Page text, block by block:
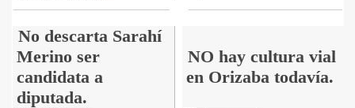
No descarta Sarahí
Merino ser
candidata a
diputada.
NO hay cultura vial
en Orizaba todavía.